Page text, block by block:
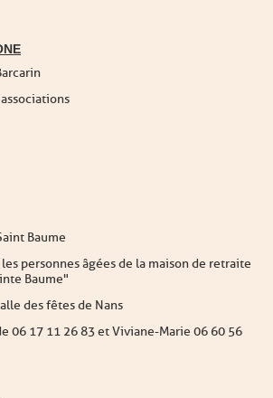
Baume
personnes âgées de la maison de retraite
Baume"
des fêtes de Nans
06 17 11 26 83 et Viviane-Marie 06 60 56